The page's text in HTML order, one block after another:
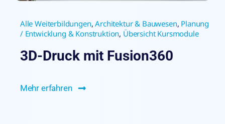
Alle Weiterbildungen,Architektur & Bauwesen, Planung
/ Entwicklung & Konstruktion, Übersicht Kursmodule
3D-Druck mit Fusion360
Mehr erfahren